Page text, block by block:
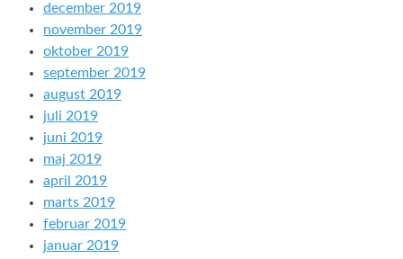
december 2019
november 2019
oktober 2019
september 2019
august 2019
juli 2019
juni 2019
maj 2019
april 2019
marts 2019
februar 2019
januar 2019